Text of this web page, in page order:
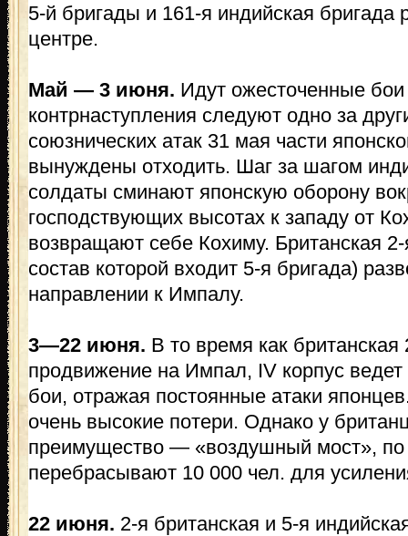
5-й бригады и 161-я индийская бригада
центре.
Май — 3 июня. Идут ожесточенные
контрнаступления следуют одно за
союзнических атак 31 мая части
вынуждены отходить. Шаг за шагом
солдаты сминают японскую оборону
господствующих высотах к западу от
возвращают себе Кохиму. Британская
состав которой входит 5-я бригада)
направлении к Импалу.
3—22 июня. В то время как
продвижение на Импал, IV корпус
бои, отражая постоянные атаки
очень высокие потери. Однако у
преимущество — «воздушный мост», по
перебрасывают 10 000 чел. для
22 июня. 2-я британская и 5-я